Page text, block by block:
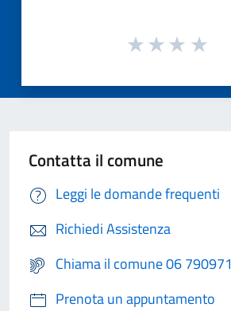
Contatta il comune
Leggi le domande frequenti
Richiedi Assistenza
Chiama il comune 06 790971
Prenota un appuntamento